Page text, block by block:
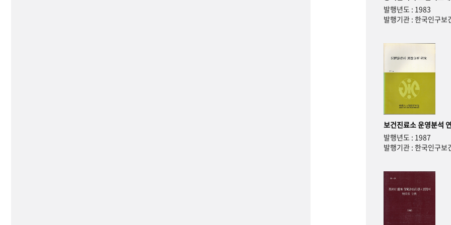
발행년도 : 1983
발행기관 : 한국인구보
보건진료소 운영분석
발행년도 : 1987
발행기관 : 한국인구보